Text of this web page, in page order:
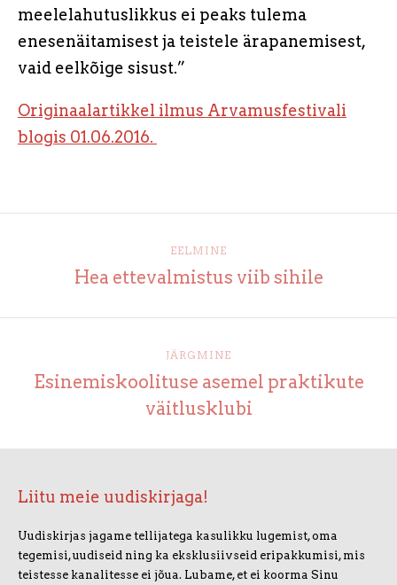
meelelahutuslikkus ei peaks tulema
enesenäitamisest ja teistele ärapanemisest,
vaid eelkõige sisust.”
Originaalartikkel ilmus Arvamusfestivali
blogis 01.06.2016.
EELMINE
Hea ettevalmistus viib sihile
JÄRGMINE
Esinemiskoolituse asemel praktikute
väitlusklubi
Liitu meie uudiskirjaga!
Uudiskirjas jagame tellijatega kasulikku lugemist, oma
tegemisi, uudiseid ning ka eksklusiivseid eripakkumisi, mis
teistesse kanalitesse ei jõua. Lubame, et ei koorma Sinu